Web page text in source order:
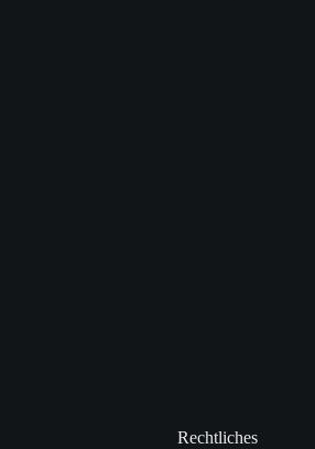
Rechtliches